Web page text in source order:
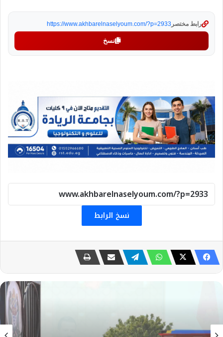
رابط مختصر https://www.akhbarelnaselyoum.com/?p=2933
نسخ
نسخ الرابط
سياسه